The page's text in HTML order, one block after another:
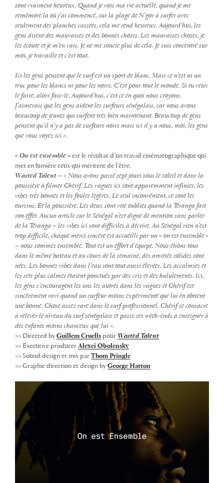
sont vraiment heureux. Quand je vois ma vie actuelle, quand je me
remémore là où j’ai commencé, sur la plage de N’gor à surfer avec
seulement des planches cassées, cela me rend heureux. Aujourd’hui, les
gens disent des mauvaises et des bonnes choses. Les mauvaises choses, je
les écoute et je m’en vais. Je ne me soucie plus de cela. Je suis concentré sur
moi, je travaille et c’est tout.
Ici les gens pensent que le surf est un sport de blanc. Mais ce n’est ni un
truc pour les blancs ni pour les noirs. C’est pour tout le monde. Si tu veux
le faire, alors fais-le. Aujourd’hui, c’est ce en quoi nous croyons.
J’aimerais que les gens aident les surfeurs sénégalais, car nous avons
beaucoup de jeunes qui surfent très bien maintenant. Beaucoup de gens
pensent qu’il n’y a pas de surfeurs noirs mais ici il y a nous, moi, les gens
que vous voyez ici ».
« On est ensemble » est le résultat d’un travail cinématographique qui
met en lumière ceux qui méritent de l’être.
Wasted Talent – « Nous avons passé sept jours sous le soleil et dans la
poussière à filmer Cherif. Les vagues ici sont apparemment infinies, les
vibes très bonnes et les foules légères. Le seul inconvénient, ce sont les
oursins. Et la poussière. Les deux sont vite oubliés quand la Téranga fait
son effet. Aucun article sur le Sénégal n’est digne de mention sans parler
de la Téranga – les vibes ici sont difficiles à décrire. Au Sénégal rien n’est
trop difficile, chaque merci sincère est accueilli par un « on est ensemble »
– nous sommes ensemble. Tout est un effort d’équipe. Nous étions tous
dans le même bateau et au cours de la semaine, des amitiés solides sont
nées. Les bonnes vibes dans l’eau sont tout aussi élevées. Les accalmies et
les sets plus calmes étaient ponctués par des cris et des hululements. Ici,
les gens s’encouragent les uns les autres dans les vagues et Chérif est
sincèrement ravi quand un surfeur moins expérimenté que lui en obtient
une bonne. Chose assez rare dans le surf professionnel. Chérif se consacre
à relever le niveau du surf sénégalais et passe ses week-ends à enseigner à
des enfants moins chanceux que lui ».
>> Directed by Guillem Cruells pour Wasted Talent
>> Executive producer Alexei Obolensky
>> Sound design et mix par Thom Pringle
>> Graphic direction et design by George Hatton